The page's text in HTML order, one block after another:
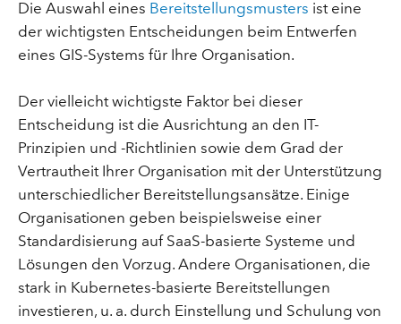
Die Auswahl eines Bereitstellungsmusters ist eine
der wichtigsten Entscheidungen beim Entwerfen
eines GIS-Systems für Ihre Organisation.
Der vielleicht wichtigste Faktor bei dieser
Entscheidung ist die Ausrichtung an den IT-
Prinzipien und -Richtlinien sowie dem Grad der
Vertrautheit Ihrer Organisation mit der Unterstützung
unterschiedlicher Bereitstellungsansätze. Einige
Organisationen geben beispielsweise einer
Standardisierung auf SaaS-basierte Systeme und
Lösungen den Vorzug. Andere Organisationen, die
stark in Kubernetes-basierte Bereitstellungen
investieren, u. a. durch Einstellung und Schulung von